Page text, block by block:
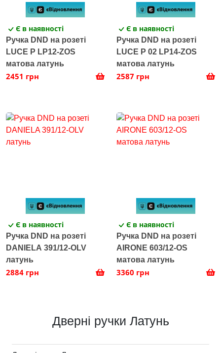
Є в наявності
Ручка DND на розеті
LUCE P LP12-ZOS
матова латунь
2451 грн
Є в наявності
Ручка DND на розеті
LUCE P 02 LP14-ZOS
матова латунь
2587 грн
Є в наявності
Ручка DND на розеті
DANIELA 391/12-OLV
латунь
2884 грн
Є в наявності
Ручка DND на розеті
AIRONE 603/12-OS
матова латунь
3360 грн
Дверні ручки Латунь